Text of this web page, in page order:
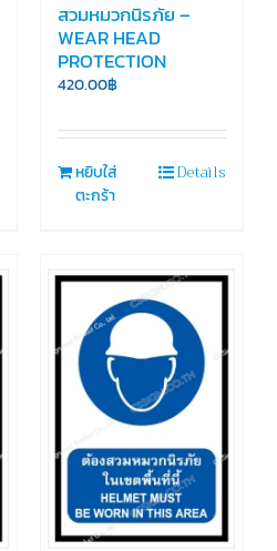
สวมหมวกนิรภัย –
WEAR HEAD
PROTECTION
420.00฿
หยิบใส่
ตะกร้า
Details